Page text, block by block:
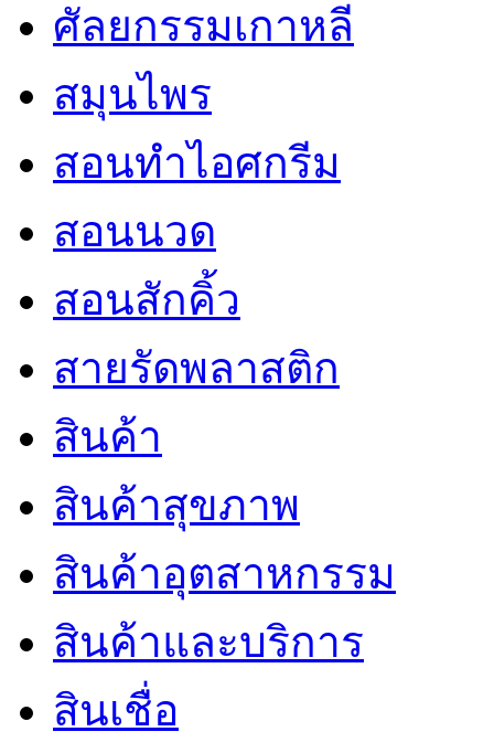
ศัลยกรรมเกาหลี
สมุนไพร
สอนทำไอศกรีม
สอนนวด
สอนสักคิ้ว
สายรัดพลาสติก
สินค้า
สินค้าสุขภาพ
สินค้าอุตสาหกรรม
สินค้าและบริการ
สินเชื่อ